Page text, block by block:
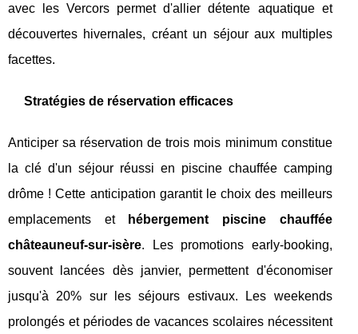
avec les Vercors permet d'allier détente aquatique et
découvertes hivernales, créant un séjour aux multiples
facettes.
Stratégies de réservation efficaces
Anticiper sa réservation de trois mois minimum constitue
la clé d'un séjour réussi en piscine chauffée camping
drôme ! Cette anticipation garantit le choix des meilleurs
emplacements et
hébergement piscine chauffée
châteauneuf-sur-isère. Les promotions early-booking,
souvent lancées dès janvier, permettent d'économiser
jusqu'à 20% sur les séjours estivaux. Les weekends
prolongés et périodes de vacances scolaires nécessitent